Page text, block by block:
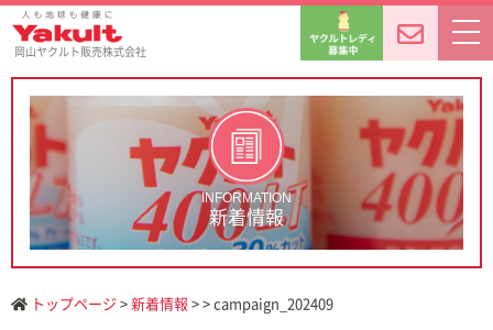
岡山ヤクルト販売株式会社
INFORMATION
新着情報
トップページ >新着情報 > > campaign_202409